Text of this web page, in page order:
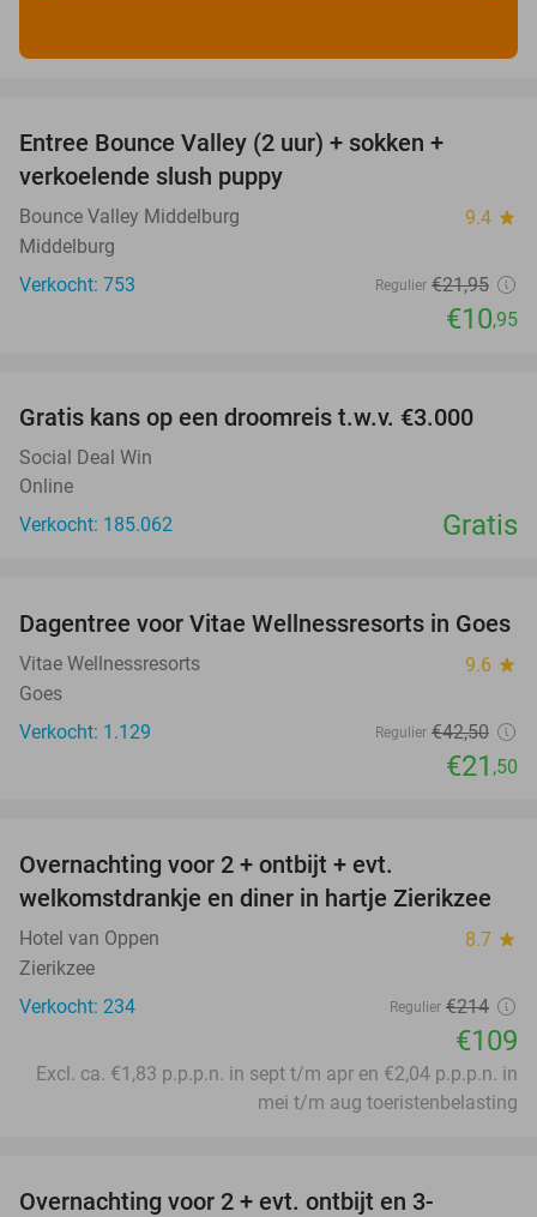
Entree Bounce Valley (2 uur) + sokken +
verkoelende slush puppy
Bounce Valley Middelburg 9.4 star
Middelburg
Verkocht: 753
Regulier €21,95
€10,95
Gratis kans op een droomreis t.w.v. €3.000
Social Deal Win
Online
Verkocht: 185.062
Gratis
49%
Dagentree voor Vitae Wellnessresorts in Goes
Vitae Wellnessresorts 9.6 star
Goes
Verkocht: 1.129
Regulier €42,50
€21 ,50
Overnachting voor 2 + ontbijt + evt.
welkomstdrankje en diner in hartje Zierikzee
Hotel van Oppen 8.7 star
Zierikzee
Verkocht: 234
Regulier €214
€109
Excl. ca. €1,83 p.p.p.n. in sept t/m apr en €2,04 p.p.p.n. in
mei t/m aug toeristenbelasting
Overnachting voor 2 + evt. ontbijt en 3-